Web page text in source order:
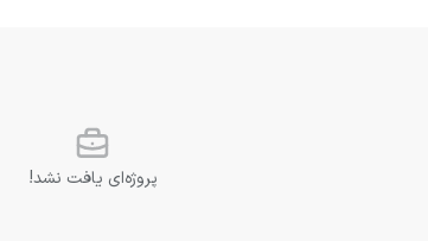
پروژه‌ای یافت نشد!